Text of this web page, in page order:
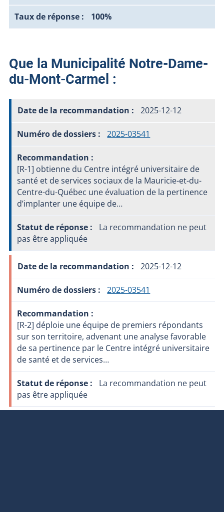
100%
Que la Municipalité Notre-Dame-
du-Mont-Carmel :
2025-12-12
2025-03541
[R-1] obtienne du Centre intégré universitaire de
santé et de services sociaux de la Mauricie-et-du-
Centre-du-Québec une évaluation de la pertinence
d’implanter une équipe de…
La recommandation ne peut
pas être appliquée
2025-12-12
2025-03541
[R-2] déploie une équipe de premiers répondants
sur son territoire, advenant une analyse favorable
de sa pertinence par le Centre intégré universitaire
de santé et de services…
La recommandation ne peut
pas être appliquée